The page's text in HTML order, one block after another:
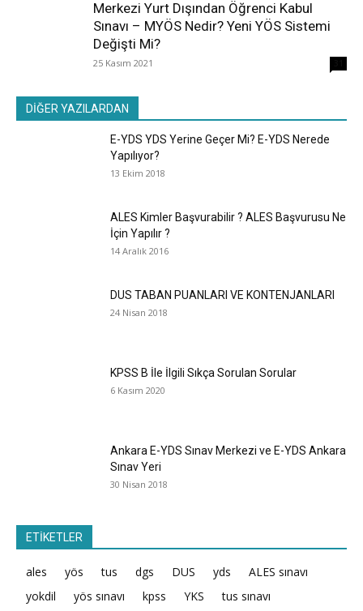
Merkezi Yurt Dışından Öğrenci Kabul
Sınavı – MYÖS Nedir? Yeni YÖS Sistemi
Değişti Mi?
25 Kasım 2021
DİĞER YAZILARDAN
E-YDS YDS Yerine Geçer Mi? E-YDS Nerede
Yapılıyor?
13 Ekim 2018
ALES Kimler Başvurabilir ? ALES Başvurusu Ne
İçin Yapılır ?
14 Aralık 2016
DUS TABAN PUANLARI VE KONTENJANLARI
24 Nisan 2018
KPSS B İle İlgili Sıkça Sorulan Sorular
6 Kasım 2020
Ankara E-YDS Sınav Merkezi ve E-YDS Ankara
Sınav Yeri
30 Nisan 2018
ETİKETLER
ales yös tus dgs DUS yds
ALES sınavı
yokdil
yös sınavı kpss YKS
tus sınavı